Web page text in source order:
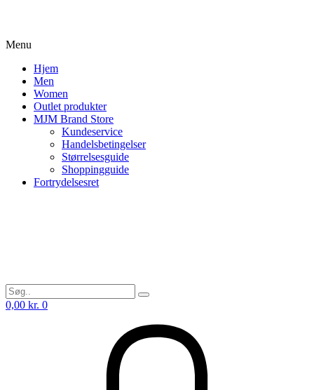
Menu
Hjem
Men
Women
Outlet produkter
MJM Brand Store
Kundeservice
Handelsbetingelser
Størrelsesguide
Shoppingguide
Fortrydelsesret
0,00 kr. 0